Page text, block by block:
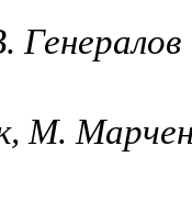
Генералов
М.